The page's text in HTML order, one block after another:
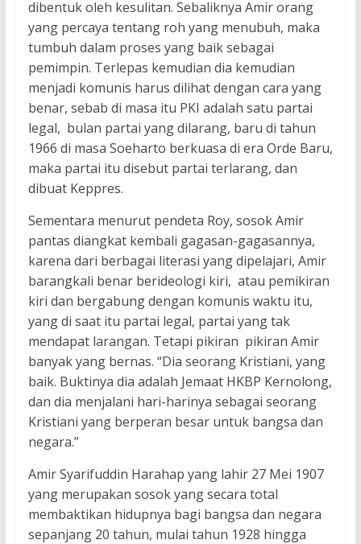
dibentuk oleh kesulitan. Sebaliknya Amir orang
yang percaya tentang roh yang menubuh, maka
tumbuh dalam proses yang baik sebagai
pemimpin. Terlepas kemudian dia kemudian
menjadi komunis harus dilihat dengan cara yang
benar, sebab di masa itu PKI adalah satu partai
legal, bulan partai yang dilarang, baru di tahun
1966 di masa Soeharto berkuasa di era Orde Baru,
maka partai itu disebut partai terlarang, dan
dibuat Keppres.
Sementara menurut pendeta Roy, sosok Amir
pantas diangkat kembali gagasan-gagasannya,
karena dari berbagai literasi yang dipelajari, Amir
barangkali benar berideologi kiri, atau pemikiran
kiri dan bergabung dengan komunis waktu itu,
yang di saat itu partai legal, partai yang tak
mendapat larangan. Tetapi pikiran pikiran Amir
banyak yang bernas. “Dia seorang Kristiani, yang
baik. Buktinya dia adalah Jemaat HKBP Kernolong,
dan dia menjalani hari-harinya sebagai seorang
Kristiani yang berperan besar untuk bangsa dan
negara.”
Amir Syarifuddin Harahap yang lahir 27 Mei 1907
yang merupakan sosok yang secara total
membaktikan hidupnya bagi bangsa dan negara
sepanjang 20 tahun, mulai tahun 1928 hingga